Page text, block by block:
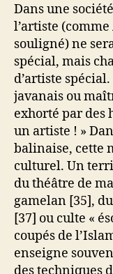
Dans une
l’artiste
souligné) ne
spécial, mais
d’artiste
javanais ou
exhorté par des
un artiste ! »
balinaise, cette
culturel. Un
du théâtre de
gamelan [35],
[37] ou culte «
coupés de
enseigne
des techniques